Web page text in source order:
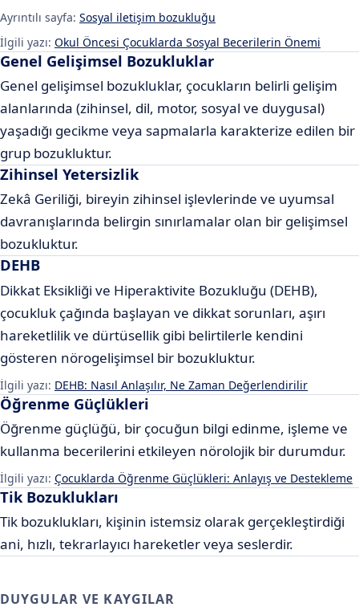
Ayrıntılı sayfa: Sosyal iletişim bozukluğu
İlgili yazı: Okul Öncesi Çocuklarda Sosyal Becerilerin Önemi
Genel Gelişimsel Bozukluklar
Genel gelişimsel bozukluklar, çocukların belirli gelişim
alanlarında (zihinsel, dil, motor, sosyal ve duygusal)
yaşadığı gecikme veya sapmalarla karakterize edilen bir
grup bozukluktur.
Zihinsel Yetersizlik
Zekâ Geriliği, bireyin zihinsel işlevlerinde ve uyumsal
davranışlarında belirgin sınırlamalar olan bir gelişimsel
bozukluktur.
DEHB
Dikkat Eksikliği ve Hiperaktivite Bozukluğu (DEHB),
çocukluk çağında başlayan ve dikkat sorunları, aşırı
hareketlilik ve dürtüsellik gibi belirtilerle kendini
gösteren nörogelişimsel bir bozukluktur.
İlgili yazı: DEHB: Nasıl Anlaşılır, Ne Zaman Değerlendirilir
Öğrenme Güçlükleri
Öğrenme güçlüğü, bir çocuğun bilgi edinme, işleme ve
kullanma becerilerini etkileyen nörolojik bir durumdur.
İlgili yazı: Çocuklarda Öğrenme Güçlükleri: Anlayış ve Destekleme
Tik Bozuklukları
Tik bozuklukları, kişinin istemsiz olarak gerçekleştirdiği
ani, hızlı, tekrarlayıcı hareketler veya seslerdir.
DUYGULAR VE KAYGILAR